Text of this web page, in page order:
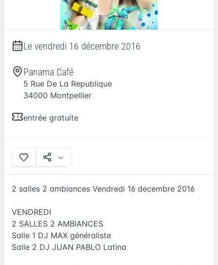
Le vendredi 16 décembre 2016
Panama Café
5 Rue De La Republique
34000 Montpellier
entrée gratuite
2 salles 2 ambiances Vendredi 16 decembre 2016
VENDREDI
2 SALLES 2 AMBIANCES
Salle 1 DJ MAX généraliste
Salle 2 DJ JUAN PABLO Latina